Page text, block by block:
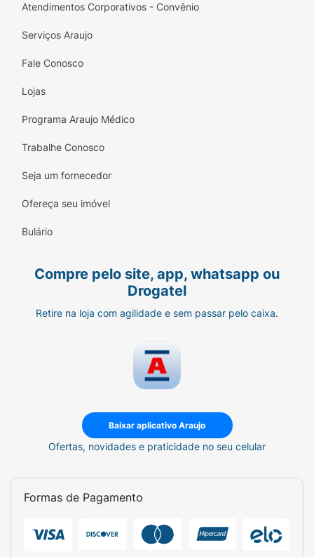
Atendimentos Corporativos - Convênio
Serviços Araujo
Fale Conosco
Lojas
Programa Araujo Médico
Trabalhe Conosco
Seja um fornecedor
Ofereça seu imóvel
Bulário
Compre pelo site, app, whatsapp ou
Drogatel
Retire na loja com agilidade e sem passar pelo caixa.
Baixar aplicativo Araujo
Ofertas, novidades e praticidade no seu celular
Formas de Pagamento